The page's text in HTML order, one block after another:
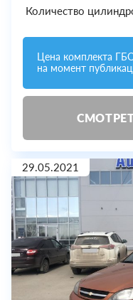
Количество
Цена комплекта
на момент
29.05.2021